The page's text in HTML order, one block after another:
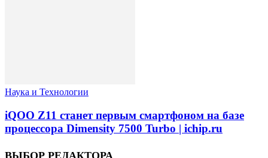
Наука и Технологии
iQOO Z11 станет первым смартфоном на базе
процессора Dimensity 7500 Turbo | ichip.ru